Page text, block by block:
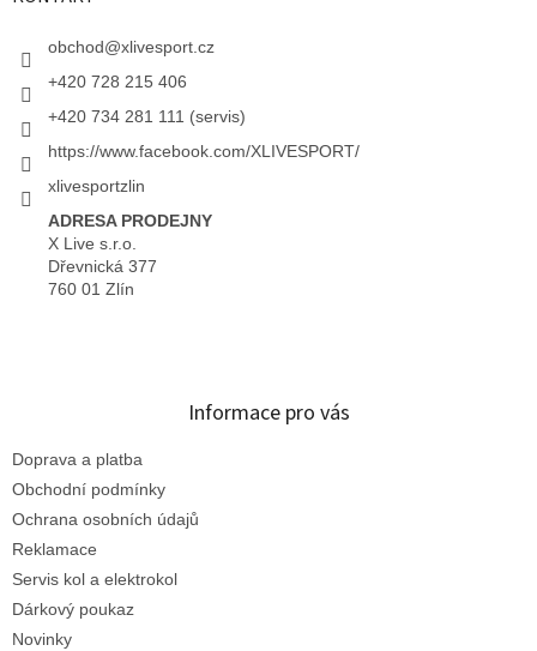
obchod@xlivesport.cz
+420 728 215 406
+420 734 281 111 (servis)
https://www.facebook.com/XLIVESPORT/
xlivesportzlin
ADRESA PRODEJNY
X Live s.r.o.
Dřevnická 377
760 01 Zlín
Informace pro vás
Doprava a platba
Obchodní podmínky
Ochrana osobních údajů
Reklamace
Servis kol a elektrokol
Dárkový poukaz
Novinky